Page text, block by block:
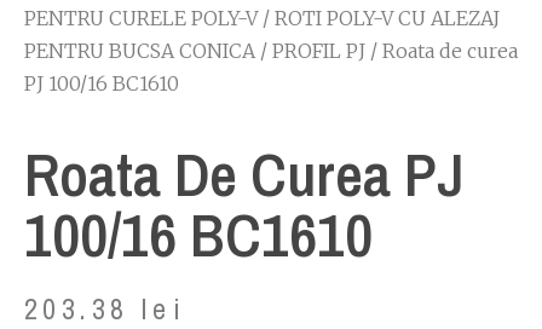
PENTRU CURELE POLY-V/ ROTI POLY-V CU ALEZAJ
PENTRU BUCSA CONICA/ PROFIL PJ / Roata de curea
PJ 100/16 BC1610
Roata De Curea PJ
100/16 BC1610
203.38 lei